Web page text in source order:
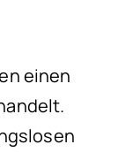
einen